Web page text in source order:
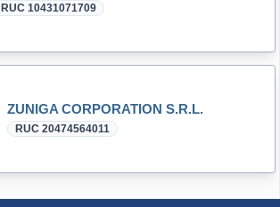
RUC 10431071709
ZUNIGA CORPORATION S.R.L.
RUC 20474564011